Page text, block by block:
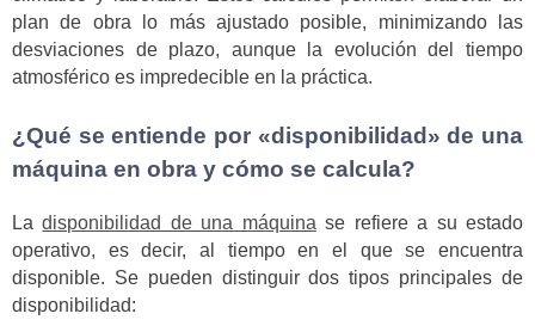
plan de obra lo más ajustado posible, minimizando las
desviaciones de plazo, aunque la evolución del tiempo
atmosférico es impredecible en la práctica.
¿Qué se entiende por «disponibilidad» de una
máquina en obra y cómo se calcula?
Ladisponibilidad de una máquina se refiere a su estado
operativo, es decir, al tiempo en el que se encuentra
disponible. Se pueden distinguir dos tipos principales de
disponibilidad: